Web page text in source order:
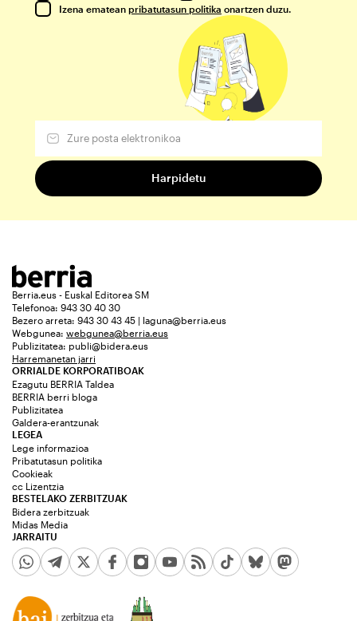
Izena ematean pribatutasun politika onartzen duzu.
Berria.eus - Euskal Editorea SM
Telefonoa: 943 30 40 30
Bezero arreta: 943 30 43 45 | laguna@berria.eus
Webgunea: webgunea@berria.eus
Publizitatea: publi@bidera.eus
Harremanetan jarri
ORRIALDE KORPORATIBOAK
Ezagutu BERRIA Taldea
BERRIA berri bloga
Publizitatea
Galdera-erantzunak
JARRAITU
LEGEA
Lege informazioa
Pribatutasun politika
Cookieak
cc Lizentzia
BESTELAKO ZERBITZUAK
Bidera zerbitzuak
Midas Media